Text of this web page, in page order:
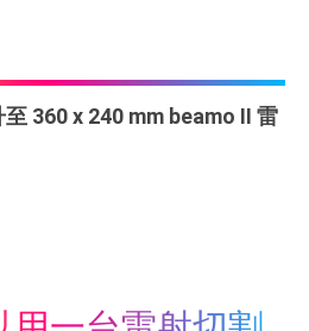
360 x 240 mm beamo II 雷